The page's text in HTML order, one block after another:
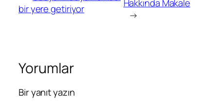
bir yere getiriyor
Hakkında Makale
→
Yorumlar
Bir yanıt yazın